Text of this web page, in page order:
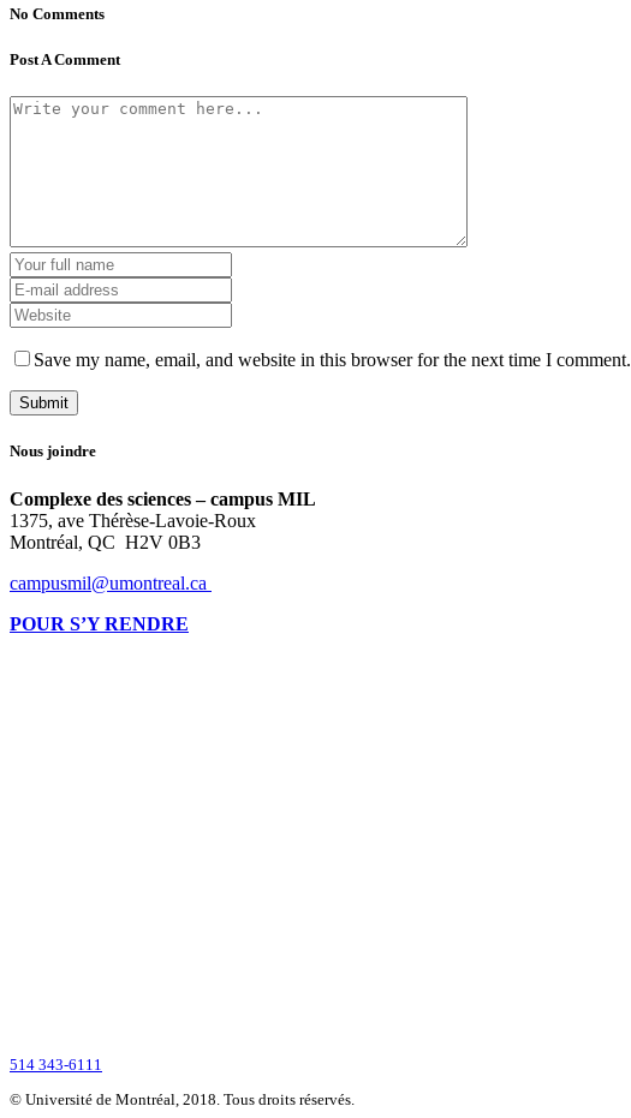
No Comments
Post A Comment
Save my name, email, and website in this browser for the next time I comment.
Nous joindre
Complexe des sciences – campus MIL
1375, ave Thérèse-Lavoie-Roux
Montréal, QC H2V 0B3
campusmil@umontreal.ca
POUR S’Y RENDRE
514 343-6111
© Université de Montréal, 2018. Tous droits réservés.